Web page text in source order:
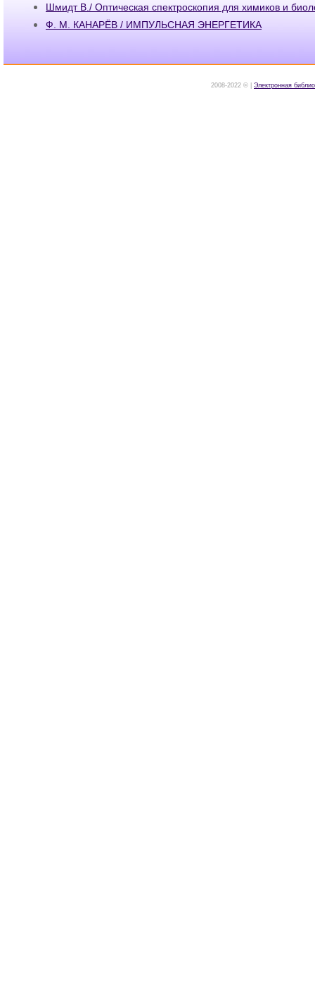
Шмидт В./ Оптическая спектроскопия для химиков и
Ф. М. КАНАРЁВ / ИМПУЛЬСНАЯ ЭНЕРГЕТИКА
2008-2022 © | Электронная